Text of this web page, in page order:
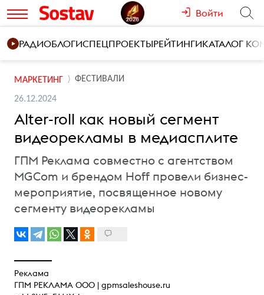
Войти
РАДИОБЛОГИСПЕЦПРОЕКТЫРЕЙТИНГИКАТАЛОГ
МАРКЕТИНГ ФЕСТИВАЛИ
26.12.2024
Alter-roll как новый сегмент
видеорекламы в медиасплите
ГПМ Реклама совместно с агентством
MGCom и брендом Hoff провели бизнес-
мероприятие, посвященное новому
сегменту видеорекламы
Реклама
ГПМ РЕКЛАМА ООО | gpmsaleshouse.ru